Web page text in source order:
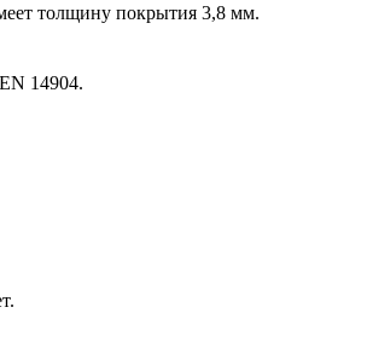
толщину покрытия 3,8 мм.
14904.